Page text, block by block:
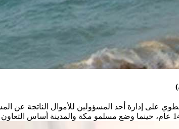
على إدارة أحد المسؤولين للأموال الناتجة عن